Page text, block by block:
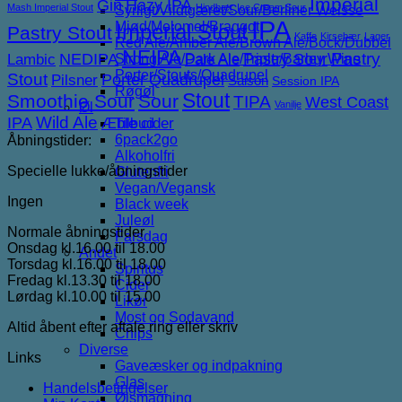
Syrligt/Vildtgæret/Sour/Berliner Weisse
Mjød/Melomel/Braggot
Red Ale/Amber Ale/Brown Ale/Bock/Dubbel
Strong Ale/Dark Ale/Triple/Barley Wine
Porter/Stouts/Quadrupel
Røgøl
Øl
Tilbud
6pack2go
Alkoholfri
Glutenfri
Vegan/Vegansk
Black week
Juleøl
Farsdag
Andet
Spiritus
Cider
Likør
Most og Sodavand
Chips
Diverse
Gaveæsker og indpakning
Glas
Ølsmagning
Mash Imperial Stout GinHazy IPA Hindbær Ice Cream Sour
Pastry StoutImperial StoutIPA Kaffe Kirsebær Lager
Lambic NEDIPANEIPA Pale Ale Pastry SourPastry
Stout Pilsner Porter Quadrupel Saison Session IPA
Smoothie SourSour StoutTIPA Vanilje West Coast
IPAWild Ale Æble cider
Åbningstider:
Specielle lukke/åbningstider
Ingen
Normale åbningstider
Onsdag kl.16.00 til 18.00
Torsdag kl.16.00 til 18.00
Fredag kl.13.30 til 18.00
Lørdag kl.10.00 til 15.00
Altid åbent efter aftale ring eller skriv
Links
Handelsbetingelser